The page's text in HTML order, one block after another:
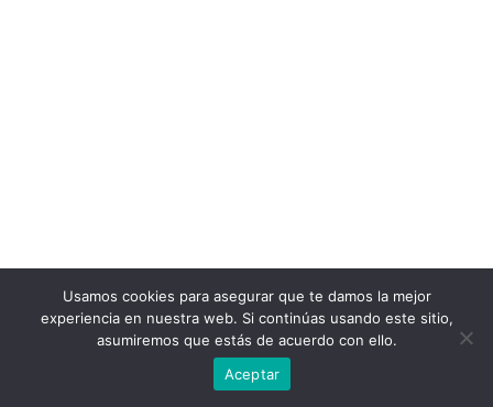
Usamos cookies para asegurar que te damos la mejor
experiencia en nuestra web. Si continúas usando este sitio,
asumiremos que estás de acuerdo con ello.
Aceptar